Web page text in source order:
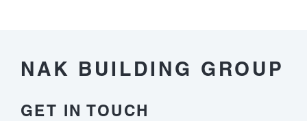
NAK BUILDING GROUP
GET IN TOUCH